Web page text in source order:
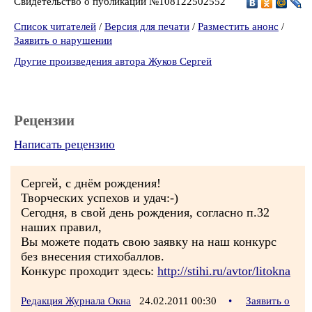
Список читателей / Версия для печати / Разместить анонс /
Заявить о нарушении
Другие произведения автора Жуков Сергей
Рецензии
Написать рецензию
Сергей, с днём рождения!
Творческих успехов и удач:-)
Сегодня, в свой день рождения, согласно п.32
наших правил,
Вы можете подать свою заявку на наш конкурс
без внесения стихобаллов.
Конкурс проходит здесь: http://stihi.ru/avtor/litokna
Редакция Журнала Окна 24.02.2011 00:30 •
Заявить о